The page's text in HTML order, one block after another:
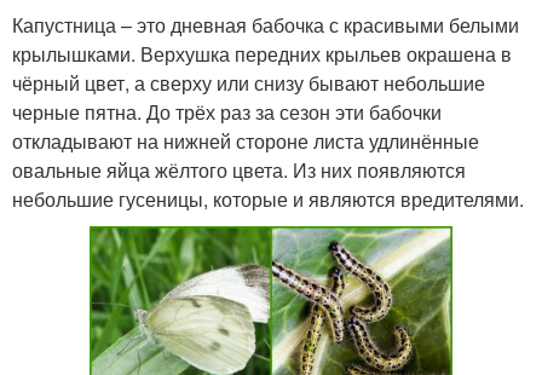
Капустница – это дневная бабочка с красивыми белыми
крылышками. Верхушка передних крыльев окрашена в
чёрный цвет, а сверху или снизу бывают небольшие
черные пятна. До трёх раз за сезон эти бабочки
откладывают на нижней стороне листа удлинённые
овальные яйца жёлтого цвета. Из них появляются
небольшие гусеницы, которые и являются вредителями.